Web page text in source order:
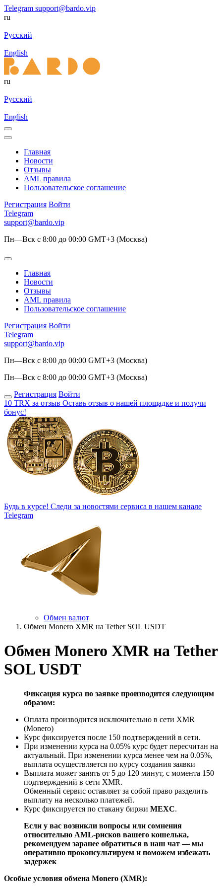
Telegram support@bardo.vip
ru
Русский
English
ru
Русский
English
Главная
Новости
Отзывы
AML правила
Пользовательское соглашение
Регистрация Войти
Telegram
support@bardo.vip
Пн—Вск с 8:00 до 00:00 GMT+3 (Москва)
Главная
Новости
Отзывы
AML правила
Пользовательское соглашение
Регистрация Войти
Telegram
support@bardo.vip
Пн—Вск с 8:00 до 00:00 GMT+3 (Москва)
Пн—Вск с 8:00 до 00:00 GMT+3 (Москва)
Регистрация Войти
10 TRX за отзыв Оставь отзыв о нашей площадке и получи
бонус!
Будь в курсе! Следи за новостями сервиса в нашем канале
Telegram
Обмен валют
Обмен Monero XMR на Tether SOL USDT
Обмен Monero XMR на Tether
SOL USDT
Фиксация курса по заявке производится следующим
образом:
Оплата производится исключительно в сети XMR
(Monero)
Курс фиксируется после 150 подтверждений в сети.
При изменении курса на 0.05% курс будет пересчитан на
актуальный. При изменении курса менее чем на 0.05%,
выплата осуществляется по курсу создания заявки
Выплата может занять от 5 до 120 минут, с момента 150
подтверждений в сети XMR.
Обменный сервис оставляет за собой право разделить
выплату на несколько платежей.
Курс фиксируется по стакану биржи MEXC.
Если у вас возникли вопросы или сомнения
относительно AML-рисков вашего кошелька,
рекомендуем заранее обратиться в наш чат — мы
оперативно проконсультируем и поможем избежать
задержек
Особые условия обмена Monero (XMR):